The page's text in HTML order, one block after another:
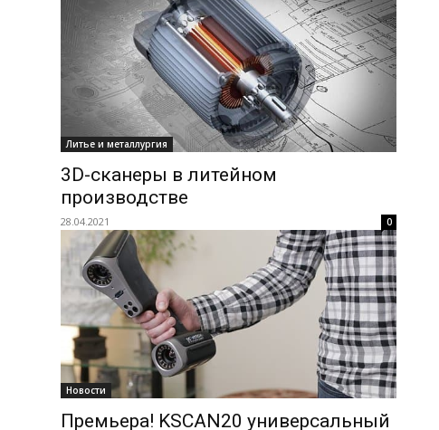
Литье и металлургия
3D-сканеры в литейном
производстве
28.04.2021 0
Новости
Премьера! KSCAN20 универсальный